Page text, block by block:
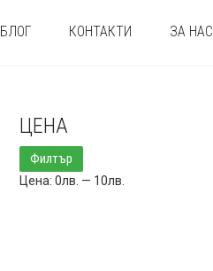
БЛОГ КОНТАКТИ ЗА НАС
ЦЕНА
Минимална
цена
Максимална
цена
Филтър
Цена: 0лв. — 10лв.